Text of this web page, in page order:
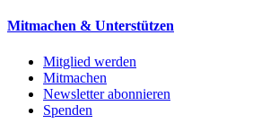
Mitmachen & Unterstützen
Mitglied werden
Mitmachen
Newsletter abonnieren
Spenden